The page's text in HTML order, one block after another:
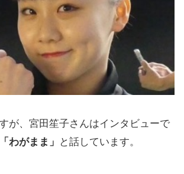
が、宮田笙子さんはインタビューで
「わがまま」 と話しています。